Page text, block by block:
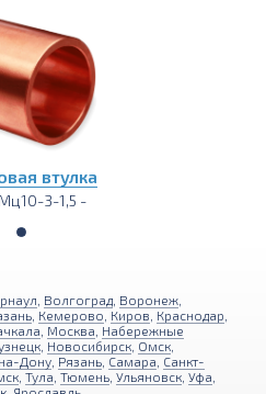
втулка
3-1,5 -
Волгоград Воронеж
Кемерово Киров Краснодар
Москва Набережные
Новосибирск Омск
Дону Рязань Самара Санкт-
Тула Тюмень Ульяновск Уфа